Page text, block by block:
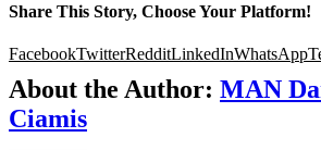
Share This Story, Choose Your Platform!
FacebookTwitterRedditLinkedInWhatsApp
About the Author: MAN
Ciamis